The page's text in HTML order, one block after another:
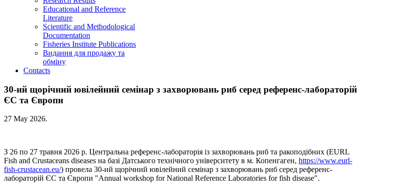
Educational and Reference
Literature
Scientific and Methodological
Documentation
Fisheries Institute Publications
Видання для продажу та
обміну
Contacts
30-ий щорічний ювілейний семінар з захворювань риб серед референс-лабораторій
ЄС та Європи
27 May 2026.
З 26 по 27 травня 2026 р. Центральна референс-лабораторія із захворювань риб та ракоподібних (EURL
Fish and Crustaceans diseases на базі Датського технічного університету в м. Копенгаген, https://www.eurl-
fish-crustacean.eu/) провела 30-ий щорічний ювілейний семінар з захворювань риб серед референс-
лабораторій ЄС та Європи "Annual workshop for National Reference Laboratories for fish disease".